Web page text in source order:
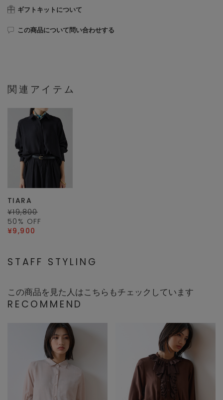
ギフトキットについて
この商品について問い合わせする
関連アイテム
TIARA
¥19,800
50 % OFF
¥9,900
STAFF STYLING
この商品を見た人はこちらもチェックしています
RECOMMEND